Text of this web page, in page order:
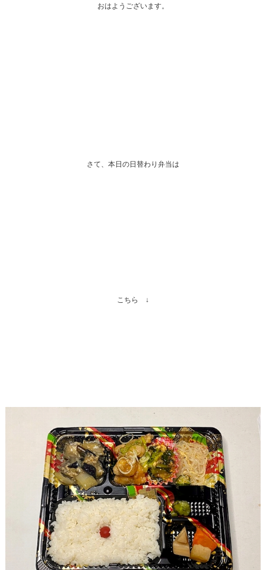
おはようございます。
さて、本日の日替わり弁当は
こちら ↓